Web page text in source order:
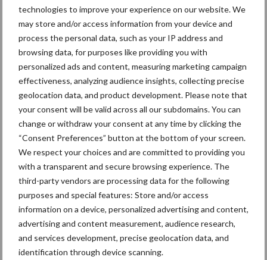
technologies to improve your experience on our website. We
may store and/or access information from your device and
process the personal data, such as your IP address and
browsing data, for purposes like providing you with
personalized ads and content, measuring marketing campaign
effectiveness, analyzing audience insights, collecting precise
geolocation data, and product development. Please note that
your consent will be valid across all our subdomains. You can
change or withdraw your consent at any time by clicking the
“Consent Preferences” button at the bottom of your screen.
We respect your choices and are committed to providing you
with a transparent and secure browsing experience. The
third-party vendors are processing data for the following
purposes and special features: Store and/or access
information on a device, personalized advertising and content,
advertising and content measurement, audience research,
and services development, precise geolocation data, and
identification through device scanning.
Primaire
Sidebar
Recent nieuws Partner nieuws
ForFarmers ziet volume en
marktaandeel groeien in krimpende
Derogatie Fosfaatrechten
Toon meer